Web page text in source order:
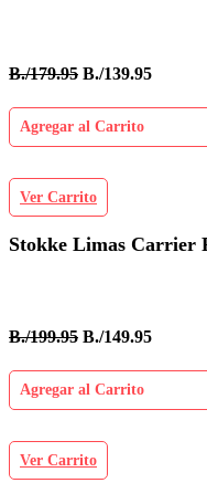
B./179.95 B./139.95
Agregar al Carrito
Ver Carrito
Stokke Limas Carrier
B./199.95 B./149.95
Agregar al Carrito
Ver Carrito